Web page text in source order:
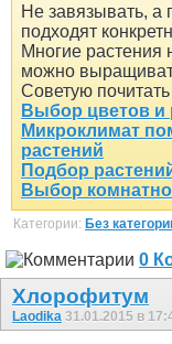
Не завязывать, а
подходят
Многие растения
можно
Советую почитать
Выбор цветов и
Микроклимат
растений
Подбор
Выбор
Категории: Без
0
Хлорофитум
Laodika 31.01.2015 в